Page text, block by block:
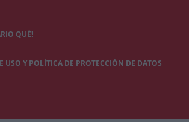
QUÉ!
USO Y POLÍTICA DE PROTECCIÓN DE DATOS